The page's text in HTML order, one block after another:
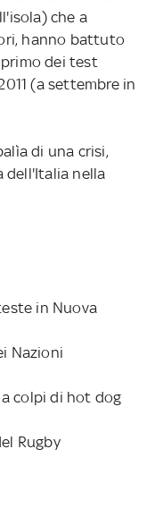
che a
hanno battuto
dei test
(a settembre in
di una crisi,
dell'Italia nella
in Nuova
Nazioni
colpi di hot dog
Rugby